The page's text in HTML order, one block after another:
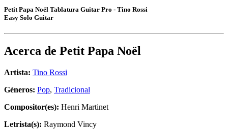
Petit Papa Noël Tablatura Guitar Pro - Tino Rossi
Easy Solo Guitar
Acerca de Petit Papa Noël
Artista: Tino Rossi
Géneros: Pop, Tradicional
Compositor(es): Henri Martinet
Letrista(s): Raymond Vincy